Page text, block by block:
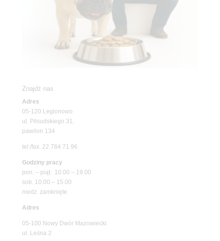
Znajdź nas
Adres
05-120 Legionowo
ul. Piłsudskiego 31,
pawilon 134
tel./fax. 22 784 71 96
Godziny pracy
pon. – piąt. 10.00 – 19.00
sob. 10.00 – 15.00
niedz. zamknięte
Adres
05-100 Nowy Dwór Mazowiecki
ul. Leśna 2